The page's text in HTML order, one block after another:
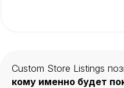
Custom Store Listings
кому именно будет